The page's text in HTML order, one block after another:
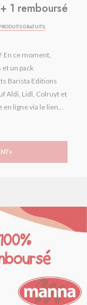
1 remboursé
PRODUITS GRATUITS,
En ce moment,
un pack
Barista Editions
Aldi, Lidl, Colruyt et
ligne via le lien...
»